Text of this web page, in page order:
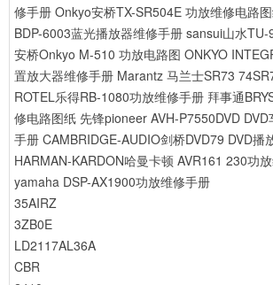
修手册 Onkyo安桥TX-SR504E 功放维修电路
BDP-6003蓝光播放器维修手册 sansui山水TU-
安桥Onkyo M-510 功放电路图 ONKYO
置放大器维修手册 Marantz 马兰士SR73
ROTEL乐得RB-1080功放维修手册 拜事通
修电路图纸 先锋pioneer AVH-P7550DVD
手册 CAMBRIDGE-AUDIO剑桥DVD79 DVD播
HARMAN-KARDON哈曼卡顿 AVR161 230功
yamaha DSP-AX1900功放维修手册
35AIRZ
3ZB0E
LD2117AL36A
CBR